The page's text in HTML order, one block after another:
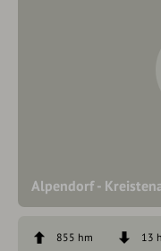
Alpendorf -
855 hm
13